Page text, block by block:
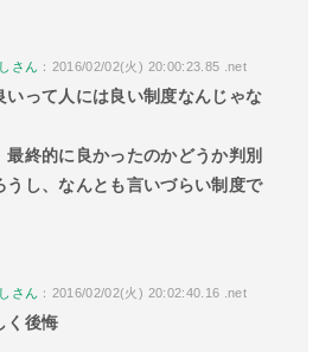
さん ：2016/02/02(火) 20:00:23.85 .net
いって人には良い制度なんじゃな
終的に良かったのかどうか判別
うし、なんとも言いづらい制度で
さん ：2016/02/02(火) 20:02:40.16 .net
く後悔